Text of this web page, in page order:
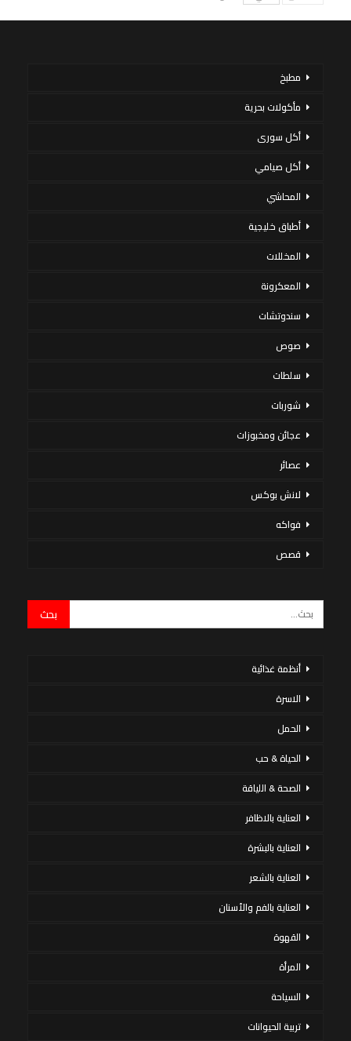
مطبخ
مأكولات بحرية
أكل سورى
أكل صيامي
المحاشي
أطباق خليجية
المخللات
المعكرونة
سندوتشات
صوص
سلطات
شوربات
عجائن ومخبوزات
عصائر
لانش بوكس
فواكه
قصص
أنظمة غذائية
الاسرة
الحمل
الحياة & حب
الصحة & اللياقة
العناية بالاظافر
العناية بالبشرة
العناية بالشعر
العناية بالفم والأسنان
القهوة
المرأة
السياحة
تربية الحيوانات